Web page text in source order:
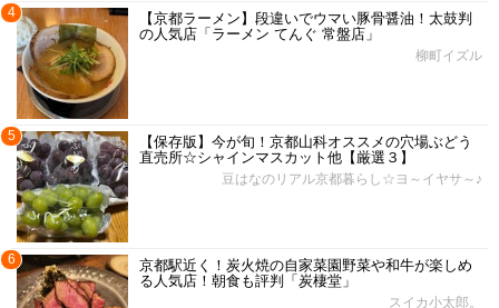
4
【京都ラーメン】段違いでウマい豚骨醤油！太鼓判
の人気店「ラーメン てんぐ 常盤店」
柳町イズル
5
【保存版】今が旬！京都山科オススメの穴場ぶどう
直売所☆シャインマスカット他【厳選３】
豆はなのリアル京都暮らし☆ヨ～イヤサ～♪
6
京都駅近く！炭火焼の自家菜園野菜や和牛が楽しめ
る人気店！朝食も評判「炭棲堂」
スイカ小太郎。